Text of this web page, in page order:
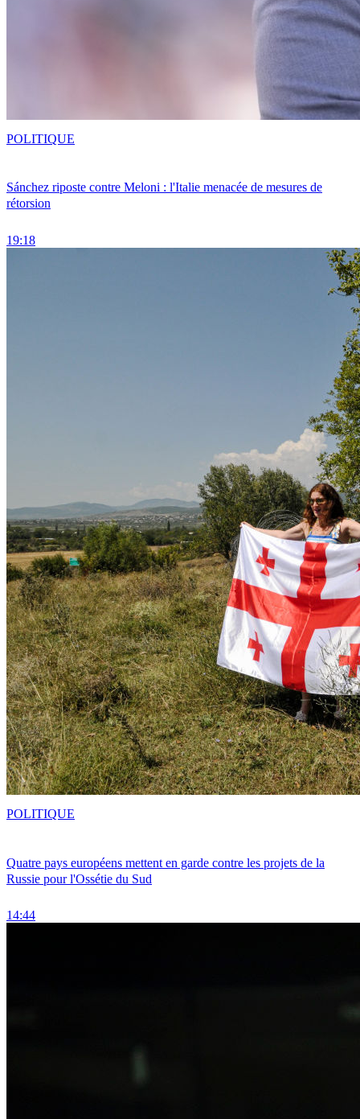
Sánchez riposte contre Meloni : l'Italie menacée de mesures de
rétorsion
19:18
POLITIQUE
Quatre pays européens mettent en garde contre les projets de la
Russie pour l'Ossétie du Sud
14:44
POLITIQUE